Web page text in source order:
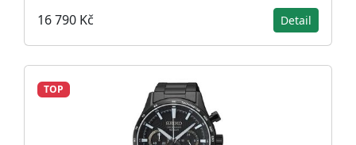
16 790 Kč Detail
TOP